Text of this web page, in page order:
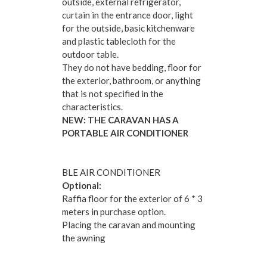
curtain in the entrance door, light
for the outside, basic kitchenware
and plastic tablecloth for the
outdoor table.
They do not have bedding, floor for
the exterior, bathroom, or anything
that is not specified in the
characteristics.
NEW: THE CARAVAN HAS A
PORTABLE AIR CONDITIONER
BLE AIR CONDITIONER
Optional:
Raffia floor for the exterior of 6 * 3
meters in purchase option.
Placing the caravan and mounting
the awning